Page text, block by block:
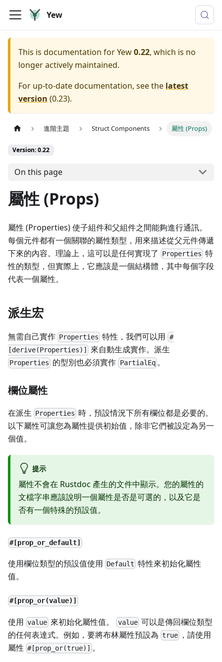
Yew
This is documentation forYew0.22, which is no
longer actively maintained.
For up-to-date documentation, see the latest
version (0.23).
進階主題 Struct Components 屬性 (Props)
Version: 0.22
On this page
屬性 (Props)
屬性 (Properties) 使子組件和父組件之間能夠進行通訊。
每個元件都有一個關聯的屬性類型，用來描述從父元件傳遞
下來的內容。理論上，這可以是任何實現了
Properties 特
性的類型，但實際上，它應該是一個結構體，其中每個字段
代表一個屬性。
派生宏
無需自己實作 Properties 特性，我們可以用 #
[derive(Properties)]
來自動生成實作。派生
Properties 的型別也必須實作 PartialEq。
欄位屬性
在派生 Properties 時，預設情況下所有欄位都是必要的。
以下屬性可讓您為屬性提供初始值，除非它們被設定為另一
個值。
提示
屬性不會在 Rustdoc 產生的文件中顯示。您的屬性的
文檔字串應該說明一個屬性是否是可選的，以及它是
否有一個特殊的預設值。
#[prop_or_default]
使用欄位類型的預設值使用 Default 特性來初始化屬性
值。
#[prop_or(value)]
使用 value 來初始化屬性值。 value可以是傳回欄位類型
的任何表達式。例如，要將布林屬性預設為 true
，請使用
屬性 #[prop_or(true)] 。